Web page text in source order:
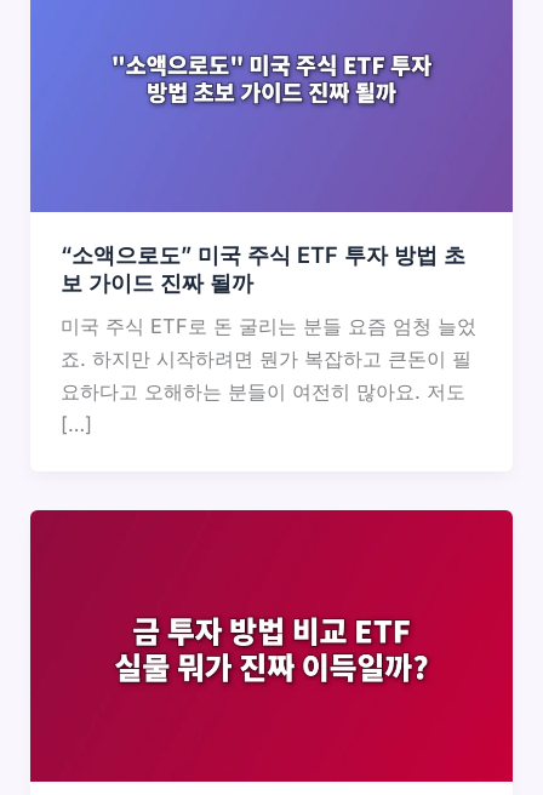
“소액으로도” 미국 주식 ETF 투자 방법 초
보 가이드 진짜 될까
미국 주식 ETF로 돈 굴리는 분들 요즘 엄청 늘었
죠. 하지만 시작하려면 뭔가 복잡하고 큰돈이 필
요하다고 오해하는 분들이 여전히 많아요. 저도
[…]